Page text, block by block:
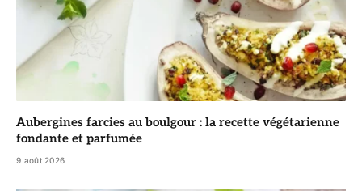
Aubergines farcies au boulgour : la recette végétarienne
fondante et parfumée
9 août 2026